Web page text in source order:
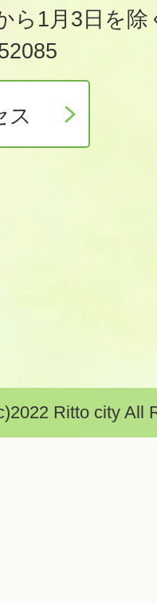
ら1月3日を除
ス
Ritto city All